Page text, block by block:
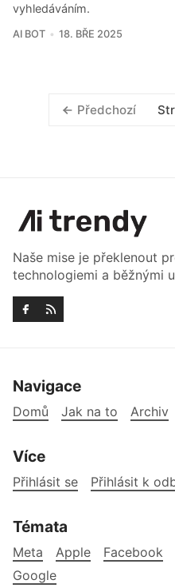
vyhledáváním.
AI BOT 18. BŘE 2025
Předchozí
Naše mise je překlenout
technologiemi a běžnými
Navigace
Domů Jak na to Archiv
Více
Přihlásit se Přihlásit k
Témata
Meta Apple Facebook
Google